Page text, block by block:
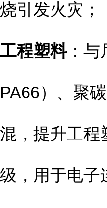
烧引发火灾；
工程塑料：与
PA66）、聚
混，提升工程
级，用于电子